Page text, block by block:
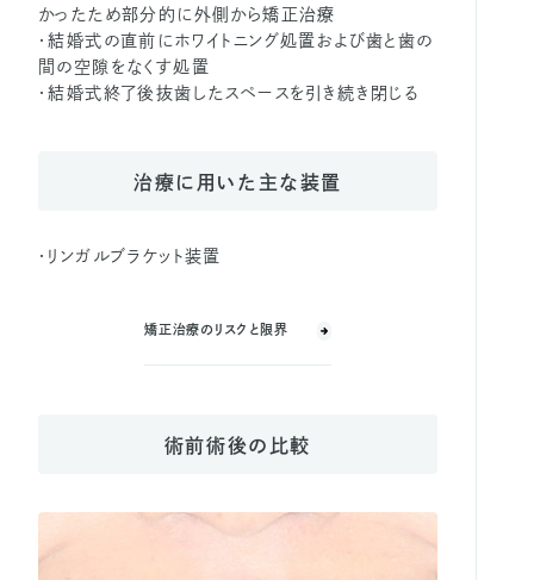
かったため部分的に外側から矯正治療
・結婚式の直前にホワイトニング処置および歯と歯の
間の空隙をなくす処置
・結婚式終了後抜歯したスペースを引き続き閉じる
治療に用いた主な装置
・リンガルブラケット装置
矯正治療のリスクと限界
術前術後の比較